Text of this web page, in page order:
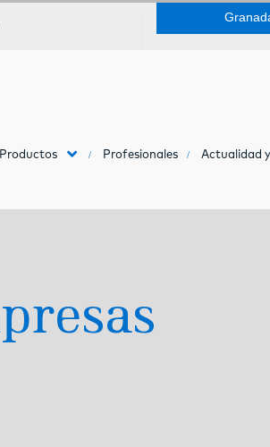
Productos Profesionales Actualidad